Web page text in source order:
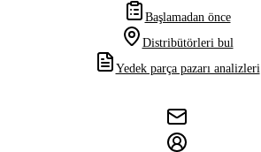
Başlamadan önce
Distribütörleri bul
Yedek parça pazarı analizleri